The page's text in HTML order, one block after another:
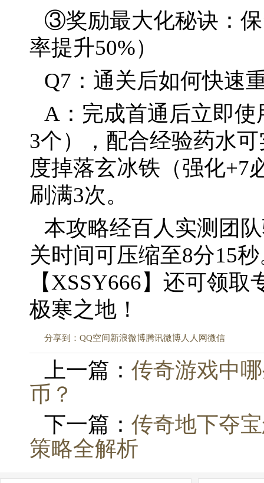
③奖励最大化秘诀：
率提升50%）
Q7：通关后如何快速
A：完成首通后立即
3个），配合经验药水
度掉落玄冰铁（强化+7
刷满3次。
本攻略经百人实测团
关时间可压缩至8分15
【XSSY666】还可领
极寒之地！
分享到： QQ空间新浪微博腾讯微博人人网微信
上一篇： 传奇游戏中
币？
下一篇： 传奇地下夺
策略全解析